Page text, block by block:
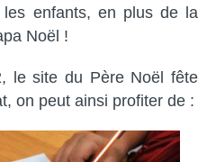
les enfants, en plus de la
Noël !
le site du Père Noël fête
on peut ainsi profiter de :